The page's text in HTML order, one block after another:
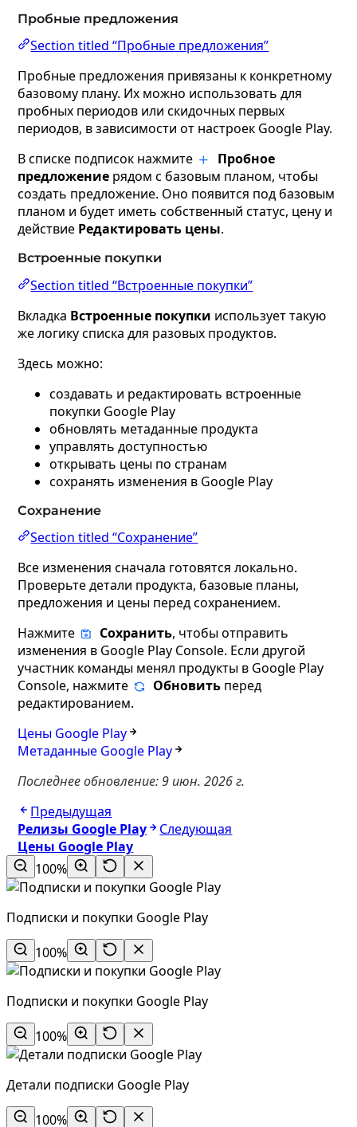
Пробные предложения
Section titled “Пробные предложения”
Пробные предложения привязаны к конкретному
базовому плану. Их можно использовать для
пробных периодов или скидочных первых
периодов, в зависимости от настроек Google Play.
В списке подписок нажмите
Пробное
предложение рядом с базовым планом, чтобы
создать предложение. Оно появится под базовым
планом и будет иметь собственный статус, цену и
действие Редактировать цены.
Встроенные покупки
Section titled “Встроенные покупки”
Вкладка Встроенные покупки использует такую
же логику списка для разовых продуктов.
Здесь можно:
создавать и редактировать встроенные
покупки Google Play
обновлять метаданные продукта
управлять доступностью
открывать цены по странам
сохранять изменения в Google Play
Сохранение
Section titled “Сохранение”
Все изменения сначала готовятся локально.
Проверьте детали продукта, базовые планы,
предложения и цены перед сохранением.
Нажмите
Сохранить, чтобы отправить
изменения в Google Play Console. Если другой
участник команды менял продукты в Google Play
Console, нажмите
Обновитьперед
редактированием.
Цены Google Play
Метаданные Google Play
Последнее обновление:9 июн. 2026 г.
Предыдущая
Релизы Google Play
Следующая
Цены Google Play
100%
Подписки и покупки Google Play
100%
Подписки и покупки Google Play
100%
Детали подписки Google Play
100%